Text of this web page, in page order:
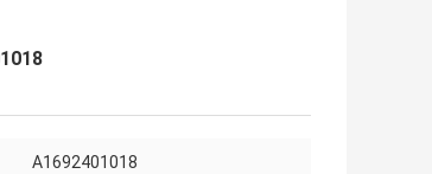
A1692401018